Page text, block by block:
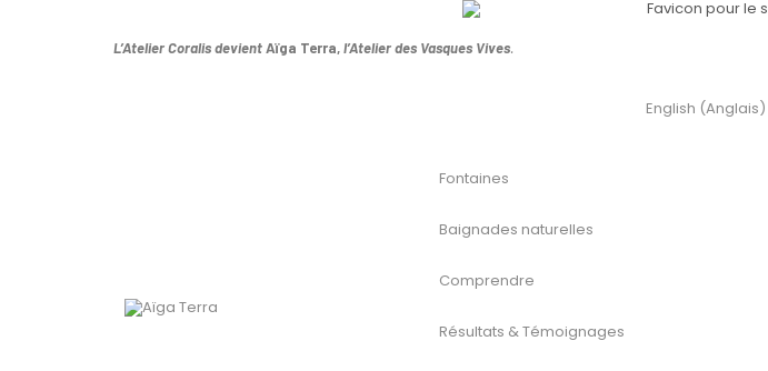
L’Atelier Coralis devientAïga Terra,l’Atelier des Vasques Vives.
English (Anglais)
Fontaines
Baignades naturelles
Comprendre
Résultats & Témoignages